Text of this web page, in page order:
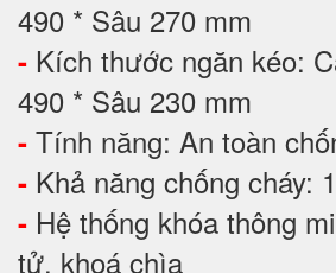
490 * Sâu 270 mm
- Kích thước ngăn kéo:
490 * Sâu 230 mm
- Tính năng: An toàn
- Khả năng chống cháy:
- Hệ thống khóa thông
tử, khoá chìa